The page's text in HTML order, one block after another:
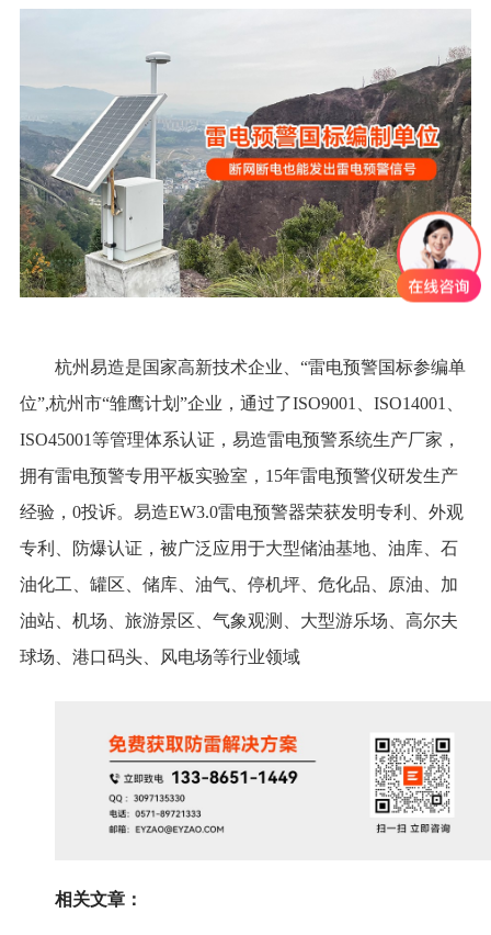
杭州易造是国家高新技术企业、“雷电预警国标参编单
位”,杭州市“雏鹰计划”企业，通过了ISO9001、ISO14001、
ISO45001等管理体系认证，易造雷电预警系统生产厂家，
拥有雷电预警专用平板实验室，15年雷电预警仪研发生产
经验，0投诉。易造EW3.0雷电预警器荣获发明专利、外观
专利、防爆认证，被广泛应用于大型储油基地、油库、石
油化工、罐区、储库、油气、停机坪、危化品、原油、加
油站、机场、旅游景区、气象观测、大型游乐场、高尔夫
球场、港口码头、风电场等行业领域
相关文章：